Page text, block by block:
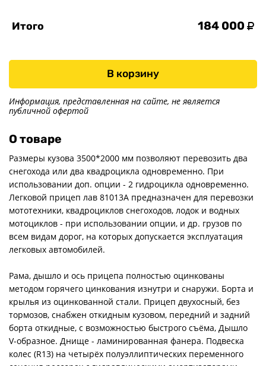
Итого 184 000
В корзину
Информация, представленная на сайте, не является
публичной офертой
О товаре
Размеры кузова 3500*2000 мм позволяют перевозить два
снегохода или два квадроцикла одновременно. При
использовании доп. опции - 2 гидроцикла одновременно.
Легковой прицеп лав 81013А предназначен для перевозки
мототехники, квадроциклов снегоходов, лодок и водных
мотоциклов - при использовании опции, и др. грузов по
всем видам дорог, на которых допускается эксплуатация
легковых автомобилей.
Рама, дышло и ось прицепа полностью оцинкованы
методом горячего цинкования изнутри и снаружи. Борта и
крылья из оцинкованной стали. Прицеп двухосный, без
тормозов, снабжен откидным кузовом, передний и задний
борта откидные, с возможностью быстрого съёма, Дышло
V-образное. Днище - ламинированная фанера. Подвеска
колес (R13) на четырёх полуэллиптических переменного